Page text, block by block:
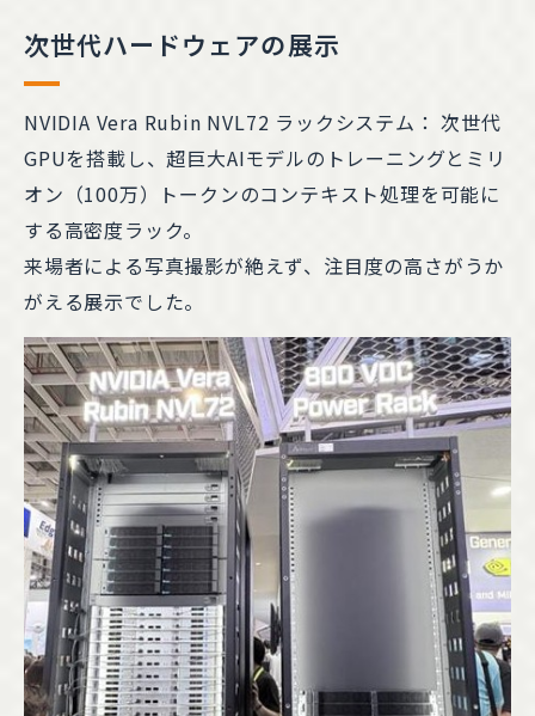
次世代ハードウェアの展示
NVIDIA Vera Rubin NVL72 ラックシステム： 次世代
GPUを搭載し、超巨大AIモデルのトレーニングとミリ
オン（100万）トークンのコンテキスト処理を可能に
する高密度ラック。
来場者による写真撮影が絶えず、注目度の高さがうか
がえる展示でした。